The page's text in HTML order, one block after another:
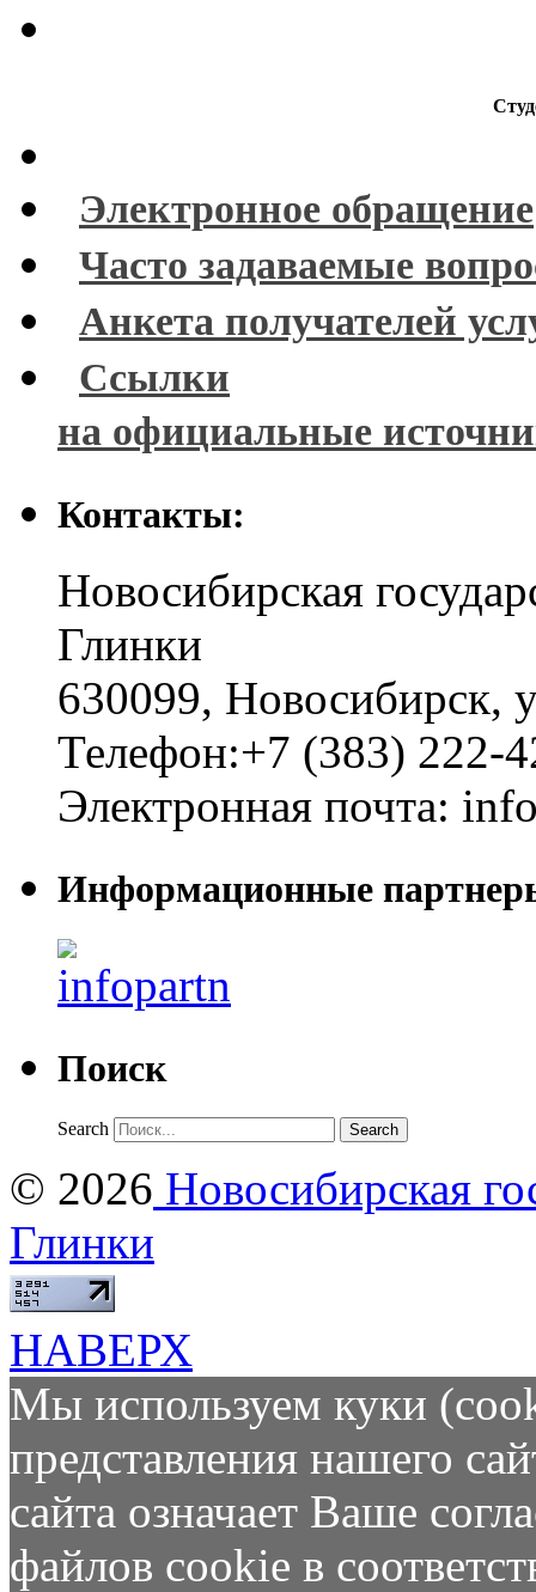
Электронное обращение
Часто задаваемые
Анкета получателей
Ссылки
на официальные
Контакты:
Новосибирская
Глинки
630099, Новосибирск,
Телефон:+7 (383) 222-
Электронная почта:
Информационные
Поиск
Search
© 2026 Новосибирская
Глинки
НАВЕРХ
Мы используем куки
представления нашего
сайта означает Ваше
файлов cookie в